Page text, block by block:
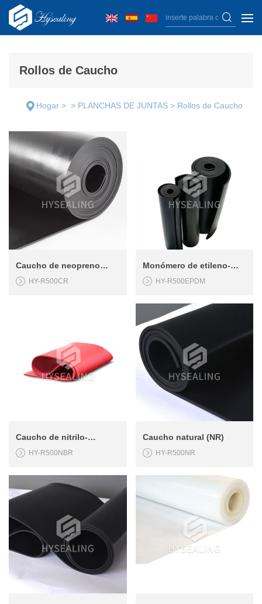
Hysealing
Rollos de Caucho
Hogar > > PLANCHAS DE JUNTAS > Rollos de Caucho
Caucho de neopreno
(CR)HY-R500CR
Monómero de etileno-
propileno-dieno (EPDM)
HY-R500EPDM
Caucho de nitrilo-
butadieno (NBR)
HY-R500NBR
Caucho natural (NR)
HY-R500NR